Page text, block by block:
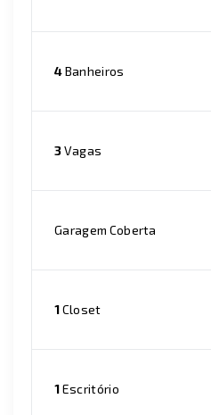
4Banheiros
3Vagas
Garagem Coberta
1Closet
1Escritório